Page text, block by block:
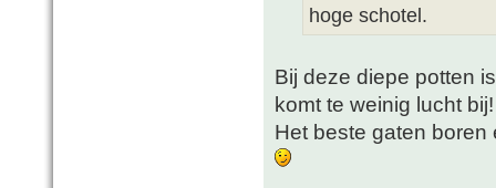
hoge schotel.
Bij deze diepe potten
komt te weinig lucht bij!
Het beste gaten boren